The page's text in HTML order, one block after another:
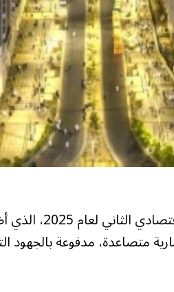
أصدرت غرفة
متصاعدة، مدفوعة